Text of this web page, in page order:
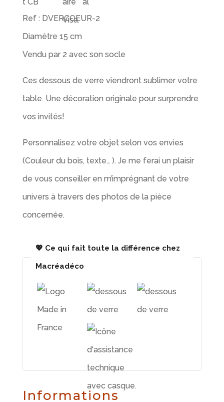
Ref : DVERCOEUR-2
Diamètre 15 cm
Vendu par 2 avec son socle
Ces dessous de verre viendront sublimer votre
table. Une décoration originale pour surprendre
vos invités!
Personnalisez votre objet selon vos envies
(Couleur du bois, texte… ). Je me ferai un plaisir
de vous conseiller en m’imprégnant de votre
univers à travers des photos de la pièce
concernée.
💖 Ce qui fait toute la différence chez
Macréadéco
Informations